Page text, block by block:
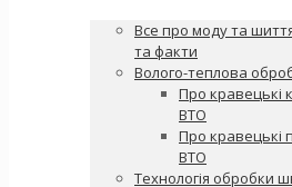
Все про моду та
та факти
Волого-теплова
Про кравецькі
ВТО
Про кравецькі
ВТО
Технологія обробки